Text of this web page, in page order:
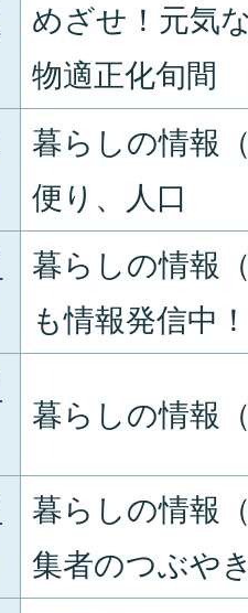
めざせ！元気
物適正化旬間
暮らしの情報
便り、人口
暮らしの情報
も情報発信中！
暮らしの情報
暮らしの情報
集者のつぶや